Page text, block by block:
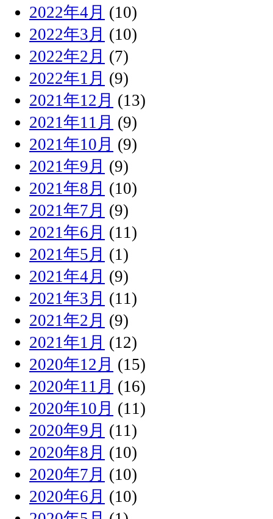
2022年4月 (10)
2022年3月 (10)
2022年2月 (7)
2022年1月 (9)
2021年12月 (13)
2021年11月 (9)
2021年10月 (9)
2021年9月 (9)
2021年8月 (10)
2021年7月 (9)
2021年6月 (11)
2021年5月 (1)
2021年4月 (9)
2021年3月 (11)
2021年2月 (9)
2021年1月 (12)
2020年12月 (15)
2020年11月 (16)
2020年10月 (11)
2020年9月 (11)
2020年8月 (10)
2020年7月 (10)
2020年6月 (10)